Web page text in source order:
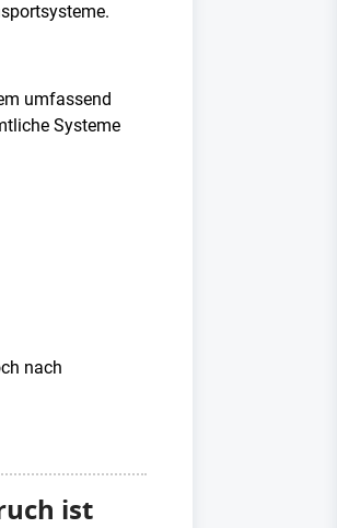
umfassend
Systeme
nach
ist